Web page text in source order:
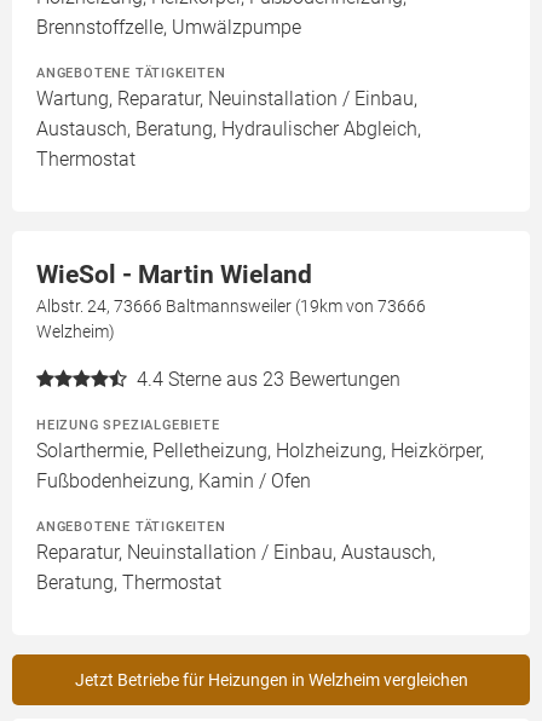
Brennstoffzelle, Umwälzpumpe
ANGEBOTENE TÄTIGKEITEN
Wartung, Reparatur, Neuinstallation / Einbau,
Austausch, Beratung, Hydraulischer Abgleich,
Thermostat
WieSol - Martin Wieland
Albstr. 24, 73666 Baltmannsweiler (19km von 73666
Welzheim)
4.4 Sterne aus 23 Bewertungen
HEIZUNG SPEZIALGEBIETE
Solarthermie, Pelletheizung, Holzheizung, Heizkörper,
Fußbodenheizung, Kamin / Ofen
ANGEBOTENE TÄTIGKEITEN
Reparatur, Neuinstallation / Einbau, Austausch,
Beratung, Thermostat
Jetzt Betriebe für Heizungen in Welzheim vergleichen